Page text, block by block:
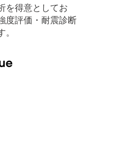
を得意としてお
度評価・耐震診断